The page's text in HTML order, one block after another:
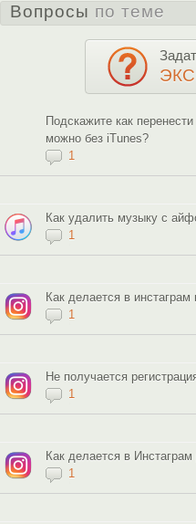
Вопросы по теме
Подскажите как
можно без iTunes?
1
Как удалить музыку с
1
Как делается в
1
Не получается
1
Как делается в
1